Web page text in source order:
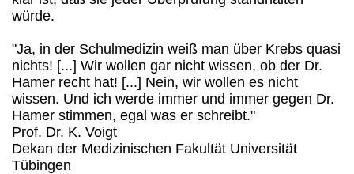
würde.
"Ja, in der Schulmedizin weiß man über Krebs quasi
nichts! [...] Wir wollen gar nicht wissen, ob der Dr.
Hamer recht hat! [...] Nein, wir wollen es nicht
wissen. Und ich werde immer und immer gegen Dr.
Hamer stimmen, egal was er schreibt."
Prof. Dr. K. Voigt
Dekan der Medizinischen Fakultät Universität
Tübingen